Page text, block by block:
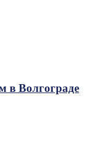
в Волгограде